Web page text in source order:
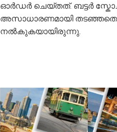
ഓർഡർ ചെയ്തത്. ബട്ടർ
അസാധാരണമായി
നൽകുകയായിരുന്നു.